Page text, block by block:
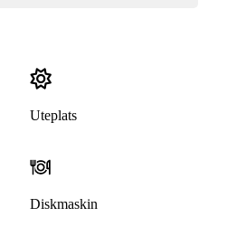
Uteplats
Diskmaskin